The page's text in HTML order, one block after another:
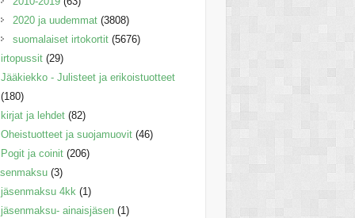
2020 ja uudemmat (3808)
suomalaiset irtokortit (5676)
irtopussit (29)
Jääkiekko - Julisteet ja erikoistuotteet
(180)
kirjat ja lehdet (82)
Oheistuotteet ja suojamuovit (46)
Pogit ja coinit (206)
(3)
jäsenmaksu 4kk (1)
jäsenmaksu- ainaisjäsen (1)